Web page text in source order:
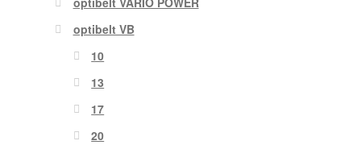
optibelt VB
10
13
17
20